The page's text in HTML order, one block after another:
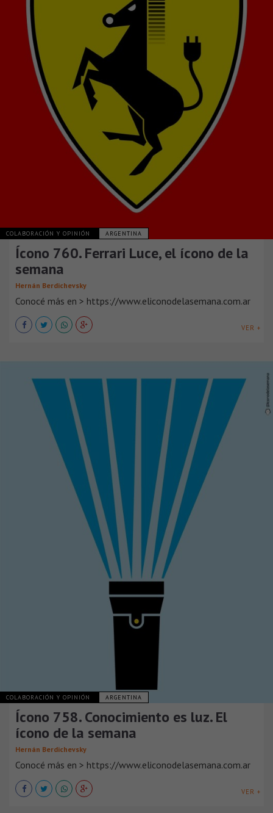
COLABORACIÓN Y OPINIÓN ARGENTINA
Ícono 760. Ferrari Luce, el ícono de la
semana
Hernán Berdichevsky
Conocé más en > https://www.eliconodelasemana.com.ar
VER +
COLABORACIÓN Y OPINIÓN ARGENTINA
Ícono 758. Conocimiento es luz. El
ícono de la semana
Hernán Berdichevsky
Conocé más en > https://www.eliconodelasemana.com.ar
VER +